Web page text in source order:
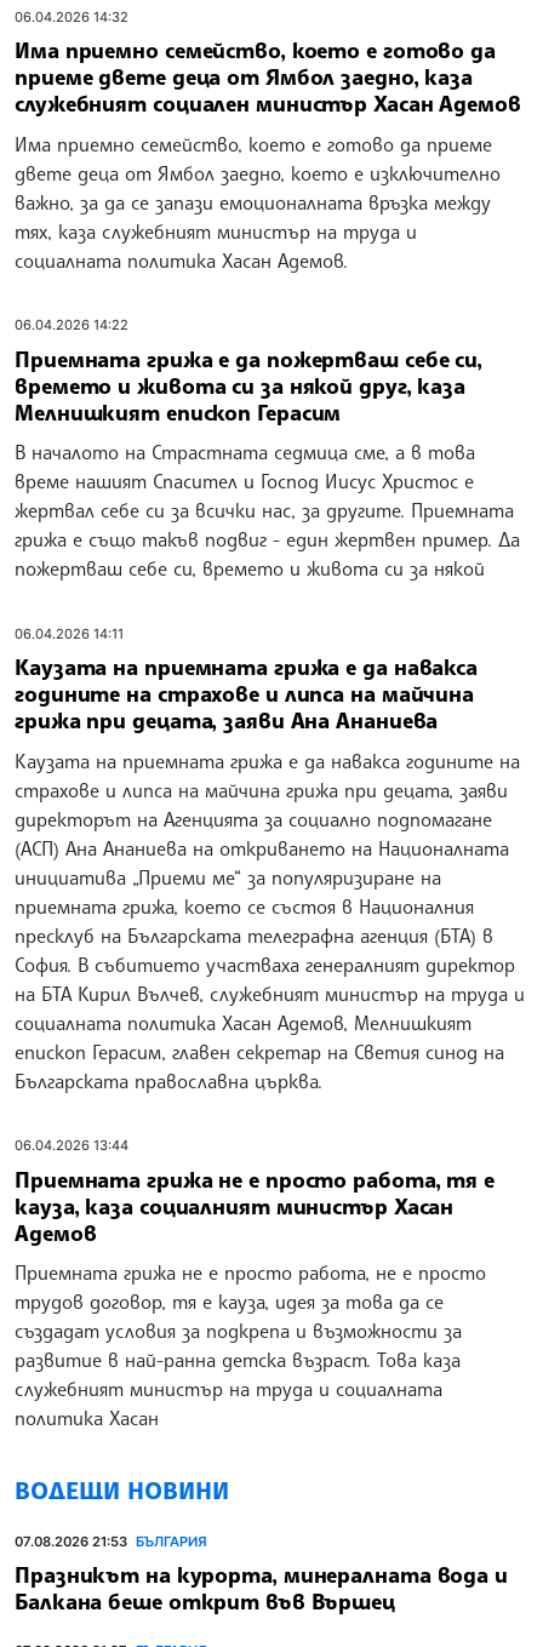
06.04.2026 14:32
Има приемно семейство, което е готово да
приеме двете деца от Ямбол заедно, каза
служебният социален министър Хасан Адемов
Има приемно семейство, което е готово да приеме
двете деца от Ямбол заедно, което е изключително
важно, за да се запази емоционалната връзка между
тях, каза служебният министър на труда и
социалната политика Хасан Адемов.
06.04.2026 14:22
Приемната грижа е да пожертваш себе си,
времето и живота си за някой друг, каза
Мелнишкият епископ Герасим
В началото на Страстната седмица сме, а в това
време нашият Спасител и Господ Иисус Христос е
жертвал себе си за всички нас, за другите. Приемната
грижа е също такъв подвиг - един жертвен пример. Да
пожертваш себе си, времето и живота си за някой
06.04.2026 14:11
Каузата на приемната грижа е да навакса
годините на страхове и липса на майчина
грижа при децата, заяви Ана Ананиева
Каузата на приемната грижа е да навакса годините на
страхове и липса на майчина грижа при децата, заяви
директорът на Агенцията за социално подпомагане
(АСП) Ана Ананиева на откриването на Националната
инициатива „Приеми ме“ за популяризиране на
приемната грижа, което се състоя в Националния
пресклуб на Българската телеграфна агенция (БТА) в
София. В събитието участваха генералният директор
на БТА Кирил Вълчев, служебният министър на труда и
социалната политика Хасан Адемов, Мелнишкият
епископ Герасим, главен секретар на Светия синод на
Българската православна църква.
06.04.2026 13:44
Приемната грижа не е просто работа, тя е
кауза, каза социалният министър Хасан
Адемов
Приемната грижа не е просто работа, не е просто
трудов договор, тя е кауза, идея за това да се
създадат условия за подкрепа и възможности за
развитие в най-ранна детска възраст. Това каза
служебният министър на труда и социалната
политика Хасан
ВОДЕЩИ НОВИНИ
07.08.2026 21:53 БЪЛГАРИЯ
Празникът на курорта, минералната вода и
Балкана беше открит във Вършец